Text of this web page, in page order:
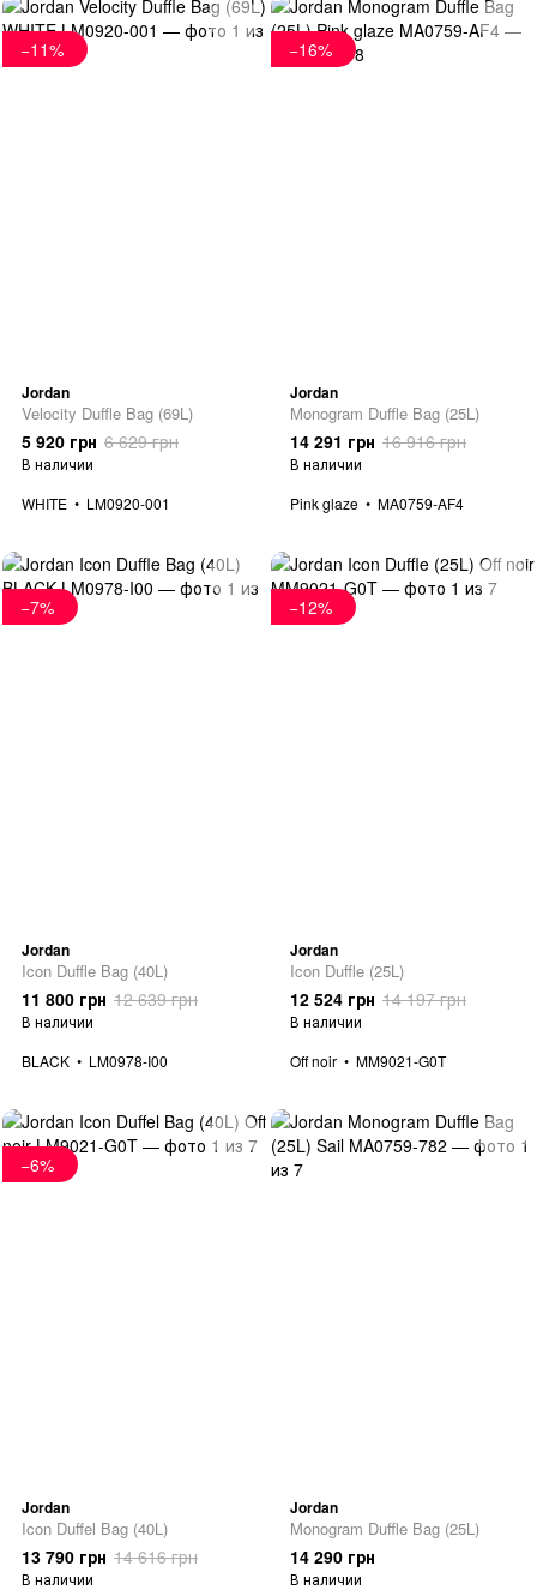
−11%
Jordan
Velocity Duffle Bag (69L)
5 920 грн 6 629 грн
В наличии
WHITE
LM0920-001
−16%
Jordan
Monogram Duffle Bag (25L)
14 291 грн 16 916 грн
В наличии
Pink glaze
MA0759-AF4
−7%
Jordan
Icon Duffle Bag (40L)
11 800 грн 12 639 грн
В наличии
BLACK
LM0978-I00
−12%
Jordan
Icon Duffle (25L)
12 524 грн 14 197 грн
В наличии
Off noir
MM9021-G0T
−6%
Jordan
Icon Duffel Bag (40L)
13 790 грн 14 616 грн
В наличии
Jordan
Monogram Duffle Bag (25L)
14 290 грн
В наличии